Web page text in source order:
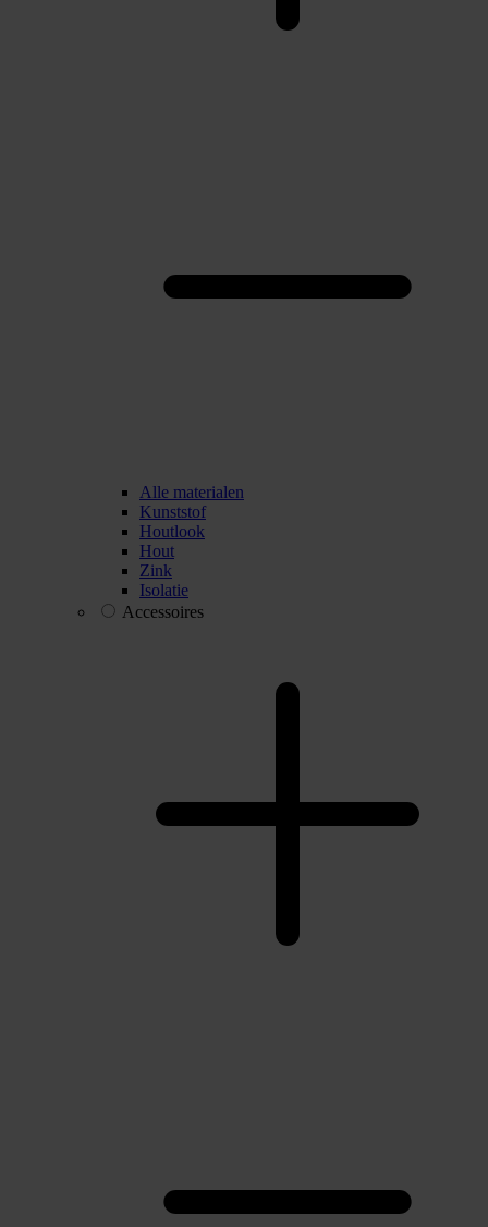
Alle materialen
Kunststof
Houtlook
Hout
Zink
Isolatie
Accessoires